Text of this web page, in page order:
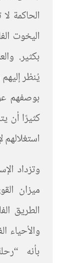
الحاكمة
اليخوت
بكثير.
يُنظر
بوصفهم
كثيرًا أن
استغلالهم
وتزداد
ميزان
الطريق
والأحياء
بأنه